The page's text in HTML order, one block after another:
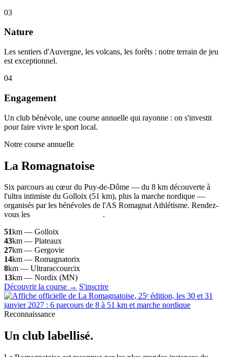
03
Nature
Les sentiers d'Auvergne, les volcans, les forêts : notre terrain de jeu
est exceptionnel.
04
Engagement
Un club bénévole, une course annuelle qui rayonne : on s'investit
pour faire vivre le sport local.
Notre course annuelle
La Romagnatoise
Six parcours au cœur du Puy-de-Dôme — du 8 km découverte à
l'ultra intimiste du Golloix (51 km), plus la marche nordique —
organisés par les bénévoles de l'AS Romagnat Athlétisme. Rendez-
vous les
.
51km — Golloix
43km — Plateaux
27km — Gergovie
14km — Romagnatorix
8km — Ultraraccourcix
13km — Nordix (MN)
Découvrir la course → S'inscrire
Reconnaissance
Un club labellisé.